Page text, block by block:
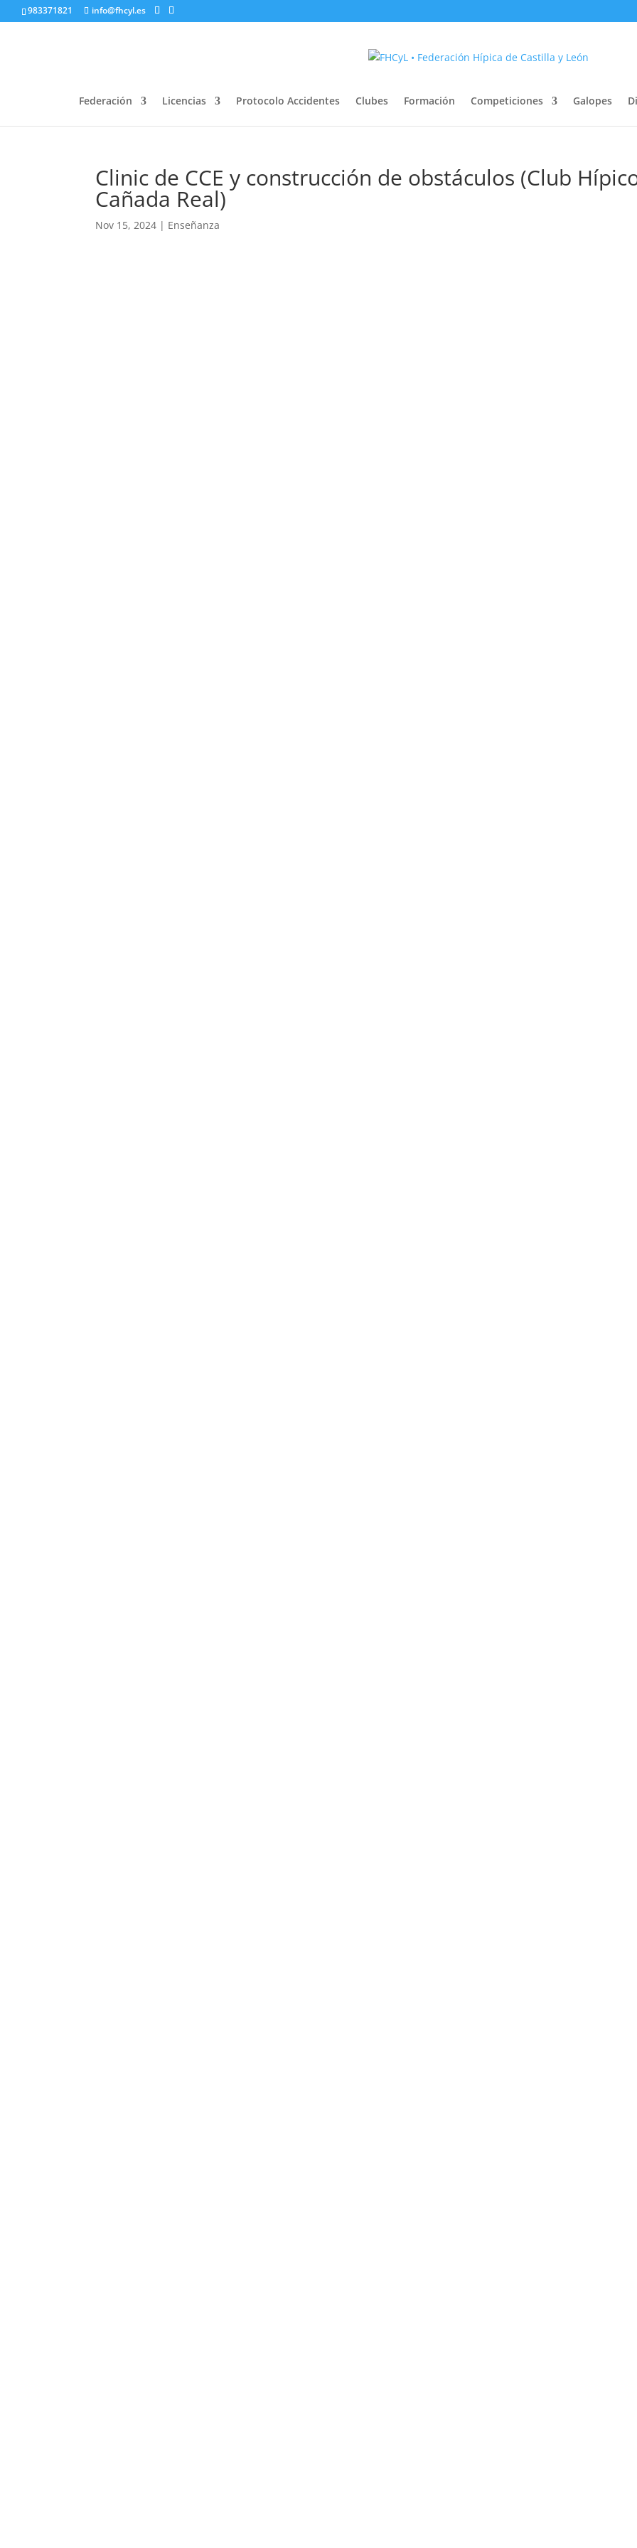
983371821 info@fhcyl.es
Federación Licencias Protocolo Accidentes Clubes Formación Competiciones Galopes
Clinic de CCE y construcción de obstáculos (Club
Cañada Real)
Nov 15, 2024 | Enseñanza